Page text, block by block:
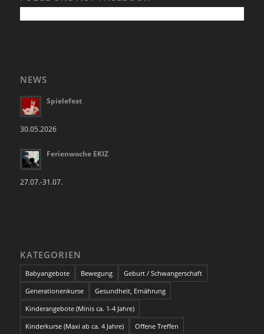
NEWS
Spielefest
30.05.2026
Ferienwoche EKIZ
27.07.-31.07.
KATEGORIEN
Babyangebote Bewegung
Geburt / Schwangerschaft
Generationenkurse
Gesundheit, Ernährung
Kinderangebote (Minis ca. 1-4 Jahre)
Kinderkurse (Maxi ab ca. 4 Jahre)
Offene Treffen